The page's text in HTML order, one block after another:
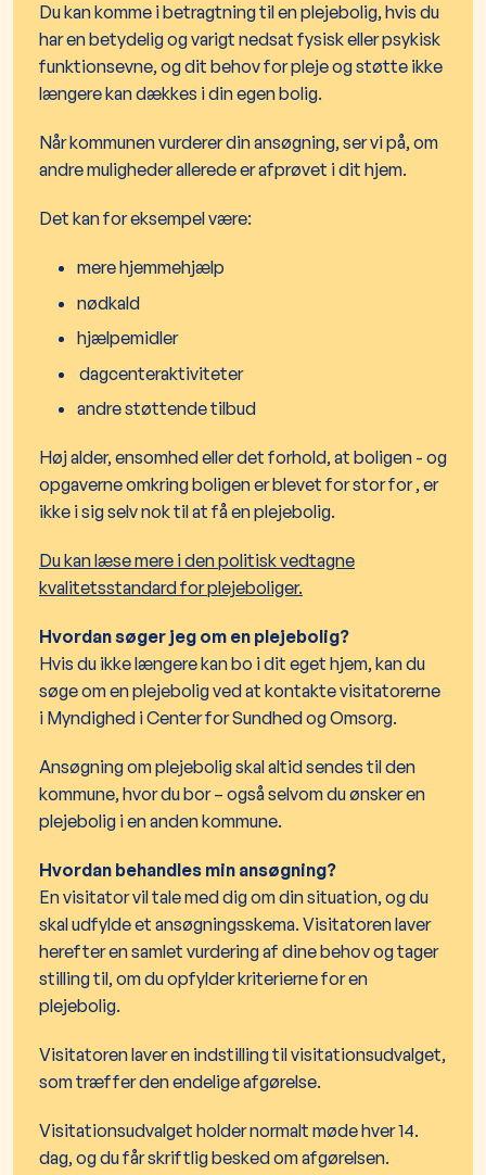
Du kan komme i betragtning til en plejebolig, hvis du
har en betydelig og varigt nedsat fysisk eller psykisk
funktionsevne, og dit behov for pleje og støtte ikke
længere kan dækkes i din egen bolig.
Når kommunen vurderer din ansøgning, ser vi på, om
andre muligheder allerede er afprøvet i dit hjem.
Det kan for eksempel være:
mere hjemmehjælp
nødkald
hjælpemidler
dagcenteraktiviteter
andre støttende tilbud
Høj alder, ensomhed eller det forhold, at boligen - og
opgaverne omkring boligen er blevet for stor for , er
ikke i sig selv nok til at få en plejebolig.
Du kan læse mere i den politisk vedtagne
kvalitetsstandard for plejeboliger.
Hvordan søger jeg om en plejebolig?
Hvis du ikke længere kan bo i dit eget hjem, kan du
søge om en plejebolig ved at kontakte visitatorerne
i Myndighed i Center for Sundhed og Omsorg.
Ansøgning om plejebolig skal altid sendes til den
kommune, hvor du bor – også selvom du ønsker en
plejebolig i en anden kommune.
Hvordan behandles min ansøgning?
En visitator vil tale med dig om din situation, og du
skal udfylde et ansøgningsskema. Visitatoren laver
herefter en samlet vurdering af dine behov og tager
stilling til, om du opfylder kriterierne for en
plejebolig.
Visitatoren laver en indstilling til visitationsudvalget,
som træffer den endelige afgørelse.
Visitationsudvalget holder normalt møde hver 14.
dag, og du får skriftlig besked om afgørelsen.